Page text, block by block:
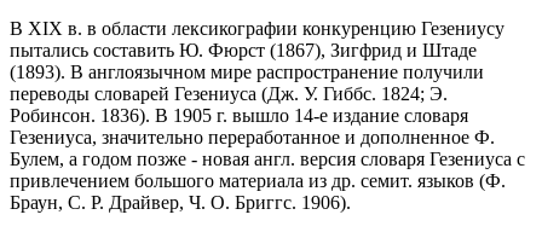
В XIX в. в области лексикографии конкуренцию Гезениусу
пытались составить Ю. Фюрст (1867), Зигфрид и Штаде
(1893). В англоязычном мире распространение получили
переводы словарей Гезениуса (Дж. У. Гиббс. 1824; Э.
Робинсон. 1836). В 1905 г. вышло 14-е издание словаря
Гезениуса, значительно переработанное и дополненное Ф.
Булем, а годом позже - новая англ. версия словаря Гезениуса с
привлечением большого материала из др. семит. языков (Ф.
Браун, С. Р. Драйвер, Ч. О. Бриггс. 1906).